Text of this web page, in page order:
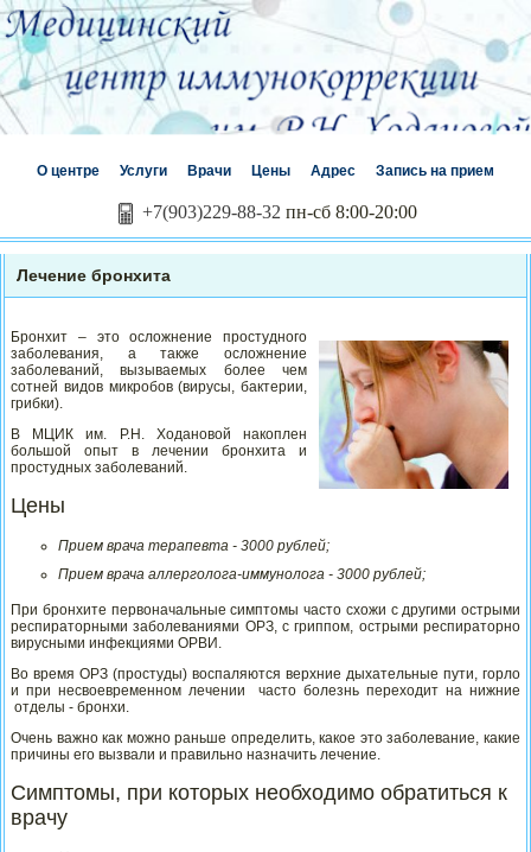
О центре Услуги Врачи Цены Адрес Запись на прием
+7(903)229-88-32 пн-сб 8:00-20:00
Лечение бронхита
Бронхит – это осложнение простудного
заболевания, а также осложнение
заболеваний, вызываемых более чем
сотней видов микробов (вирусы, бактерии,
грибки).
В МЦИК им. Р.Н. Ходановой накоплен
большой опыт в лечении бронхита и
простудных заболеваний.
Цены
Прием врача терапевта - 3000 рублей;
Прием врача аллерголога-иммунолога - 3000 рублей;
При бронхите первоначальные симптомы часто схожи с другими острыми
респираторными заболеваниями ОРЗ, с гриппом, острыми респираторно
вирусными инфекциями ОРВИ.
Во время ОРЗ (простуды) воспаляются верхние дыхательные пути, горло
и при несвоевременном лечении часто болезнь переходит на нижние
отделы - бронхи.
Очень важно как можно раньше определить, какое это заболевание, какие
причины его вызвали и правильно назначить лечение.
Симптомы, при которых необходимо обратиться к
врачу